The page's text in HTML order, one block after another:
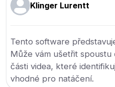
Klinger Lurentt
Tento software
Může vám ušetřit
části videa, které
vhodné pro natáčení.